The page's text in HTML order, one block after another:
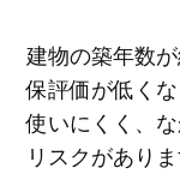
建物の築年数
保評価が低く
使いにくく、
リスクがありま